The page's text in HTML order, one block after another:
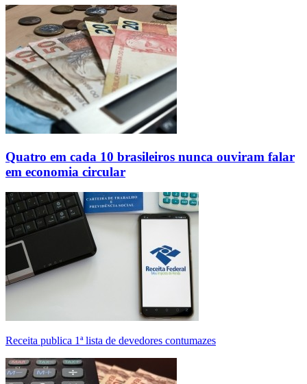
Quatro em cada 10 brasileiros nunca ouviram falar
em economia circular
Receita publica 1ª lista de devedores contumazes